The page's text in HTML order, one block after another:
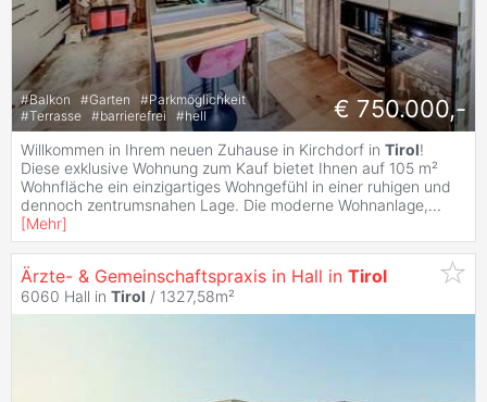
#Balkon #Garten #Parkmöglichkeit
#Terrasse #barrierefrei #hell € 750.000,-
Willkommen in Ihrem neuen Zuhause in Kirchdorf in Tirol!
Diese exklusive Wohnung zum Kauf bietet Ihnen auf 105 m²
Wohnfläche ein einzigartiges Wohngefühl in einer ruhigen und
dennoch zentrumsnahen Lage. Die moderne Wohnanlage,...
[Mehr]
Ärzte- & Gemeinschaftspraxis in Hall in Tirol
6060 Hall in Tirol / 1327,58m²